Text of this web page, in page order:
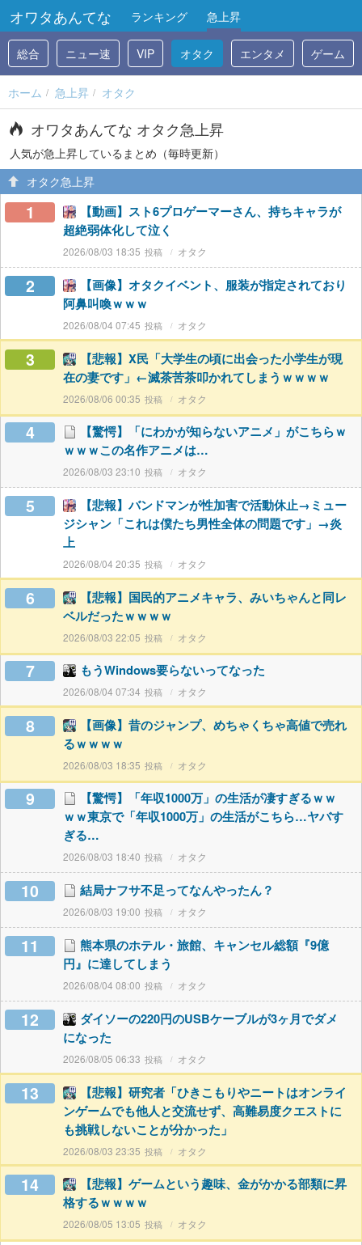
オワタあんてな ランキング 急上昇
総合 ニュー速 VIP オタク エンタメ ゲーム
ホーム 急上昇 オタク
オワタあんてな オタク急上昇
人気が急上昇しているまとめ（毎時更新）
オタク急上昇
1
【動画】スト6プロゲーマーさん、持ちキャラが
超絶弱体化して泣く
2026/08/03 18:35 オタク
2
【画像】オタクイベント、服装が指定されており
阿鼻叫喚ｗｗｗ
2026/08/04 07:45 オタク
3
【悲報】X民「大学生の頃に出会った小学生が現
在の妻です」←滅茶苦茶叩かれてしまうｗｗｗｗ
2026/08/06 00:35 オタク
4
【驚愕】「にわかが知らないアニメ」がこちらｗ
ｗｗｗこの名作アニメは…
2026/08/03 23:10 オタク
5
【悲報】バンドマンが性加害で活動休止→ミュー
ジシャン「これは僕たち男性全体の問題です」→炎
上
2026/08/04 20:35 オタク
6
【悲報】国民的アニメキャラ、みいちゃんと同レ
ベルだったｗｗｗｗ
2026/08/03 22:05 オタク
7 もうWindows要らないってなった
2026/08/04 07:34 オタク
8
【画像】昔のジャンプ、めちゃくちゃ高値で売れ
るｗｗｗｗ
2026/08/03 18:35 オタク
9
【驚愕】「年収1000万」の生活が凄すぎるｗｗ
ｗｗ東京で「年収1000万」の生活がこちら…ヤバす
ぎる…
2026/08/03 18:40 オタク
10 結局ナフサ不足ってなんやったん？
2026/08/03 19:00 オタク
11
熊本県のホテル・旅館、キャンセル総額『9億
円』に達してしまう
2026/08/04 08:00 オタク
12
ダイソーの220円のUSBケーブルが3ヶ月でダメ
になった
2026/08/05 06:33 オタク
13
【悲報】研究者「ひきこもりやニートはオンライ
ンゲームでも他人と交流せず、高難易度クエストに
も挑戦しないことが分かった」
2026/08/03 23:35 オタク
14
【悲報】ゲームという趣味、金がかかる部類に昇
格するｗｗｗｗ
2026/08/05 13:05 オタク